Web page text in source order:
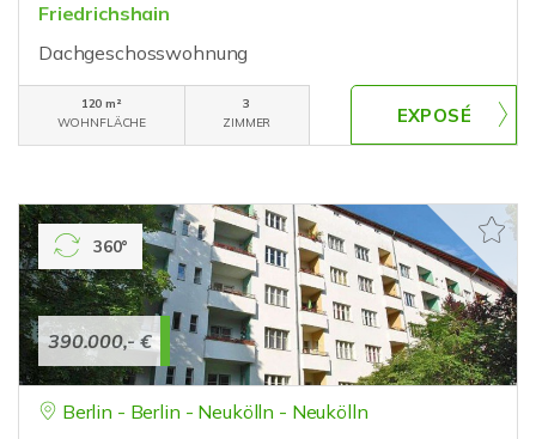
Friedrichshain
Dachgeschosswohnung
120 m²
WOHNFLÄCHE
3
ZIMMER
390.000,- €
360°
Berlin - Berlin - Neukölln - Neukölln